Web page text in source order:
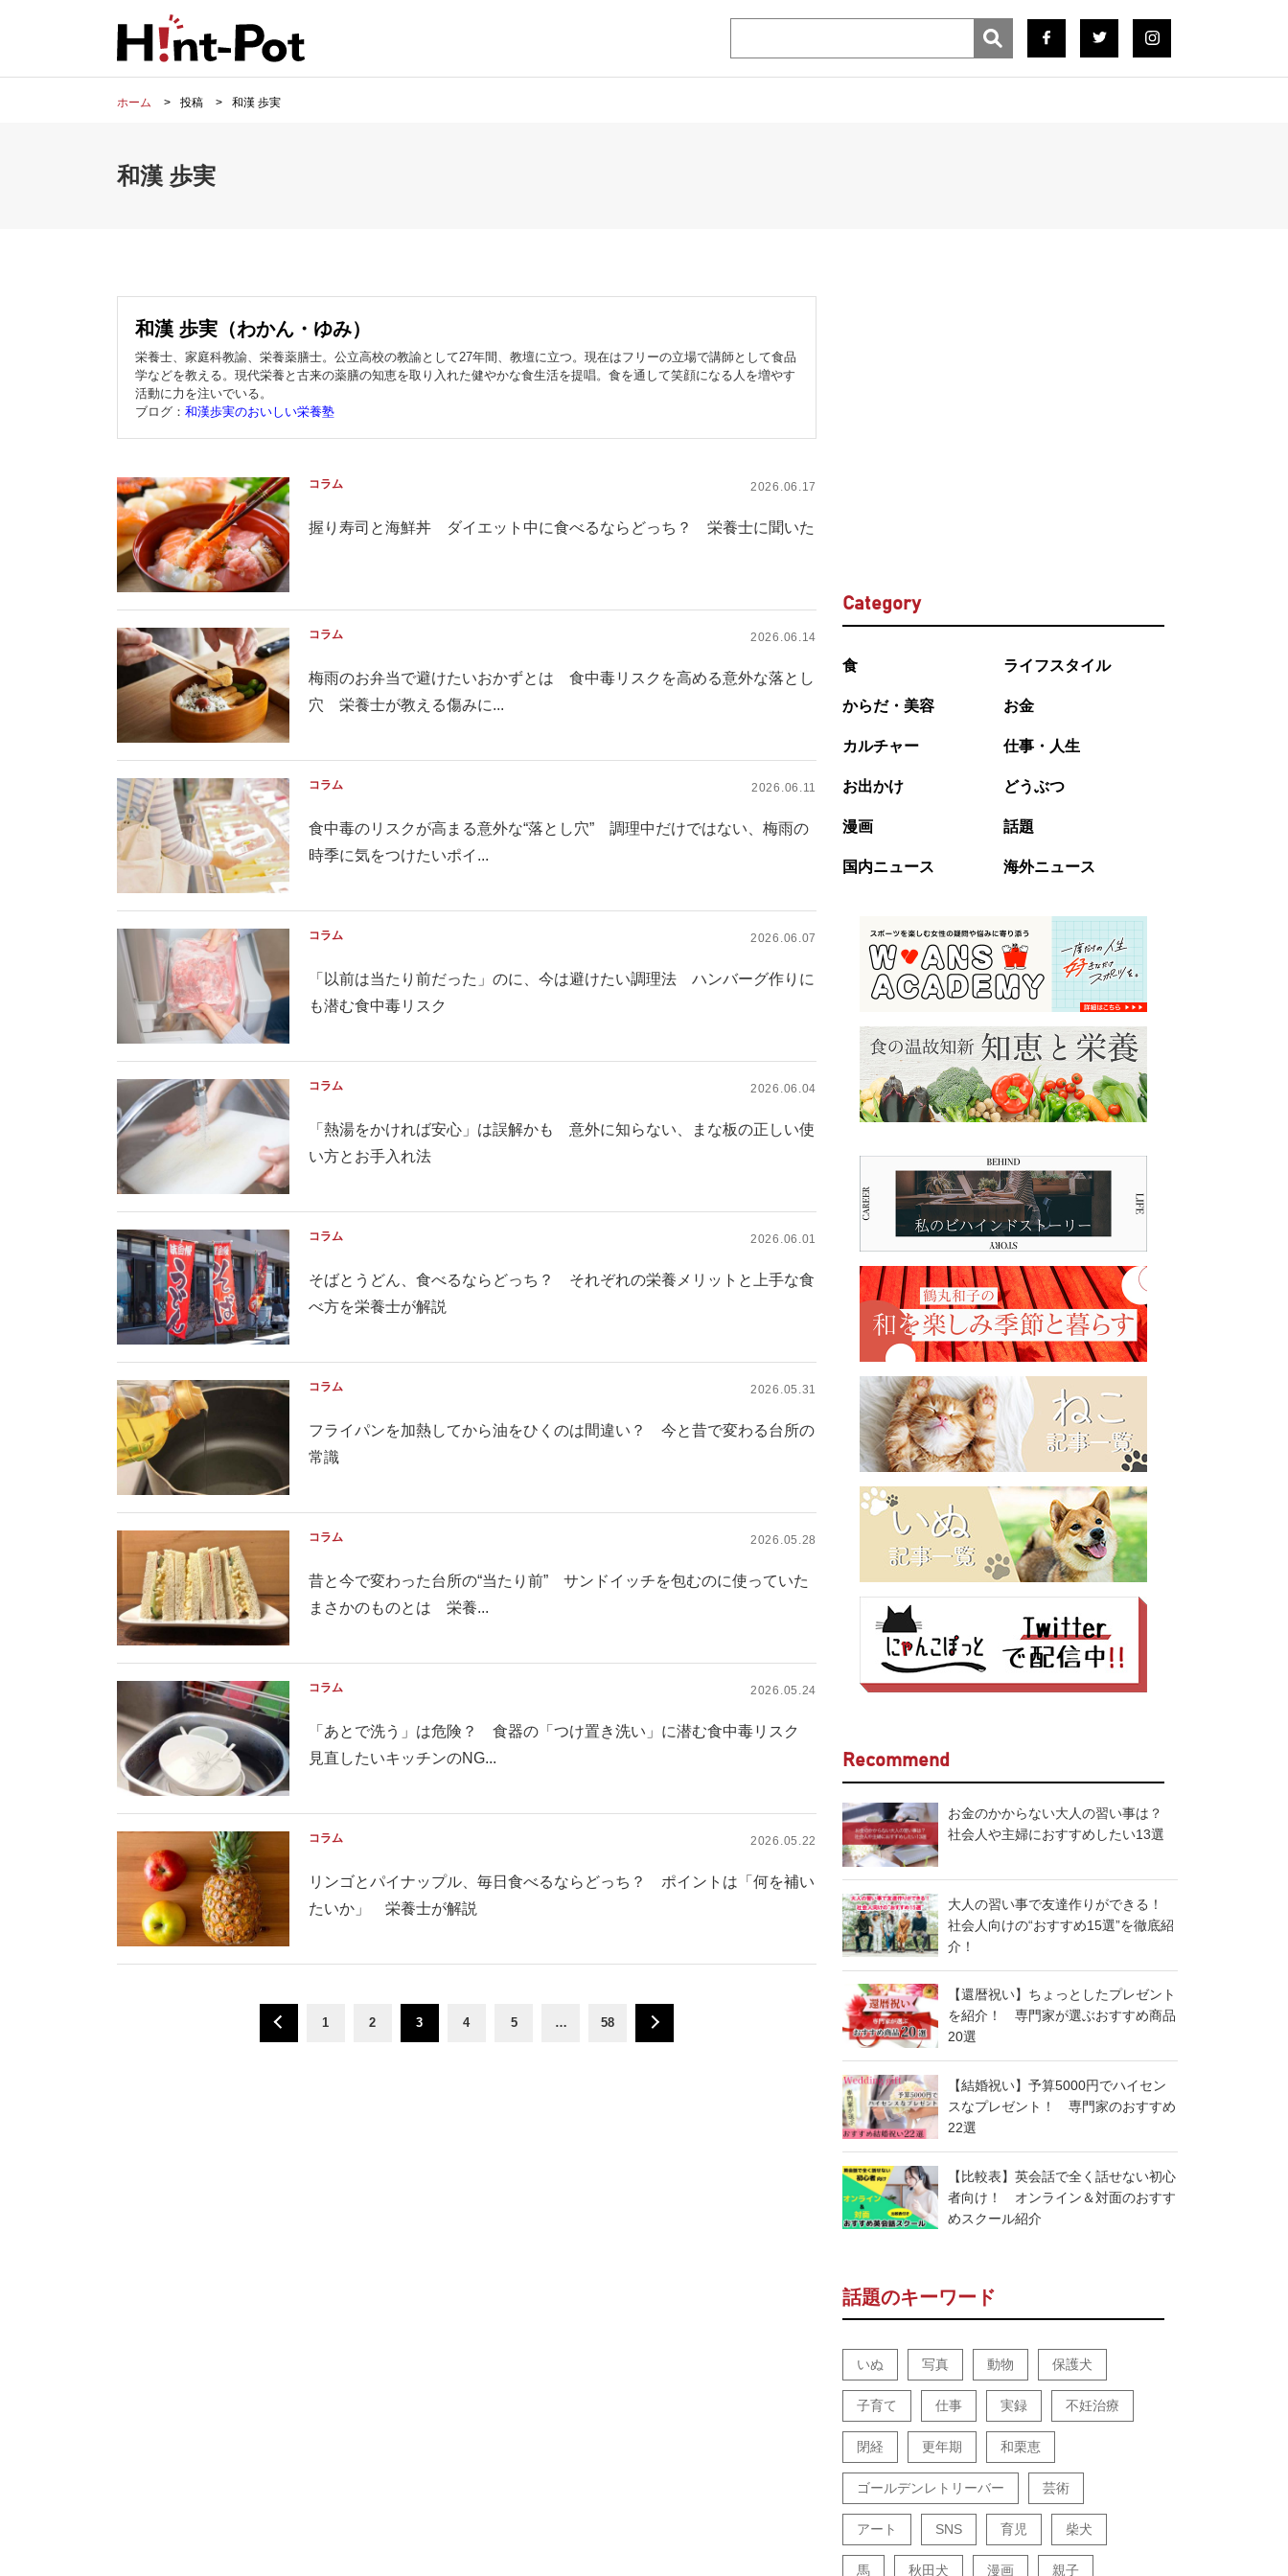
ホーム 投稿 和漢 歩実
和漢 歩実
和漢 歩実（わかん・ゆみ）
栄養士、家庭科教諭、栄養薬膳士。公立高校の教諭として27年間、教壇に立つ。現在はフリーの立場で講師として食品
学などを教える。現代栄養と古来の薬膳の知恵を取り入れた健やかな食生活を提唱。食を通して笑顔になる人を増やす
活動に力を注いでいる。
ブログ： 和漢歩実のおいしい栄養塾
コラム 2026.06.17
握り寿司と海鮮丼 ダイエット中に食べるならどっち？ 栄養士に聞いた
コラム 2026.06.14
梅雨のお弁当で避けたいおかずとは 食中毒リスクを高める意外な落とし
穴 栄養士が教える傷みに...
コラム 2026.06.11
食中毒のリスクが高まる意外な“落とし穴” 調理中だけではない、梅雨の
時季に気をつけたいポイ...
コラム 2026.06.07
「以前は当たり前だった」のに、今は避けたい調理法 ハンバーグ作りに
も潜む食中毒リスク
コラム 2026.06.04
「熱湯をかければ安心」は誤解かも 意外に知らない、まな板の正しい使
い方とお手入れ法
コラム 2026.06.01
そばとうどん、食べるならどっち？ それぞれの栄養メリットと上手な食
べ方を栄養士が解説
コラム 2026.05.31
フライパンを加熱してから油をひくのは間違い？ 今と昔で変わる台所の
常識
コラム 2026.05.28
昔と今で変わった台所の“当たり前” サンドイッチを包むのに使っていた
まさかのものとは 栄養...
コラム 2026.05.24
「あとで洗う」は危険？ 食器の「つけ置き洗い」に潜む食中毒リスク
見直したいキッチンのNG...
コラム 2026.05.22
リンゴとパイナップル、毎日食べるならどっち？ ポイントは「何を補い
たいか」 栄養士が解説
1 2 3 4 5 … 58
Category
食 ライフスタイル
からだ・美容 お金
カルチャー 仕事・人生
お出かけ どうぶつ
漫画 話題
国内ニュース 海外ニュース
Recommend
お金のかからない大人の習い事は？
社会人や主婦におすすめしたい13選
大人の習い事で友達作りができる！
社会人向けの“おすすめ15選”を徹底紹
介！
【還暦祝い】ちょっとしたプレゼント
を紹介！ 専門家が選ぶおすすめ商品
20選
【結婚祝い】予算5000円でハイセン
スなプレゼント！ 専門家のおすすめ
22選
【比較表】英会話で全く話せない初心
者向け！ オンライン＆対面のおすす
めスクール紹介
話題のキーワード
いぬ 写真 動物 保護犬
子育て 仕事 実録 不妊治療
閉経 更年期 和栗恵
ゴールデンレトリーバー 芸術
アート SNS 育児 柴犬
馬 秋田犬 漫画 親子